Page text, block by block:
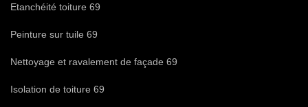
Etanchéité toiture 69
Peinture sur tuile 69
Nettoyage et ravalement de façade 69
Isolation de toiture 69